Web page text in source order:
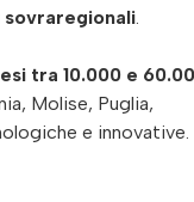
.
tra 10.000 e
Molise, Puglia,
e innovative.